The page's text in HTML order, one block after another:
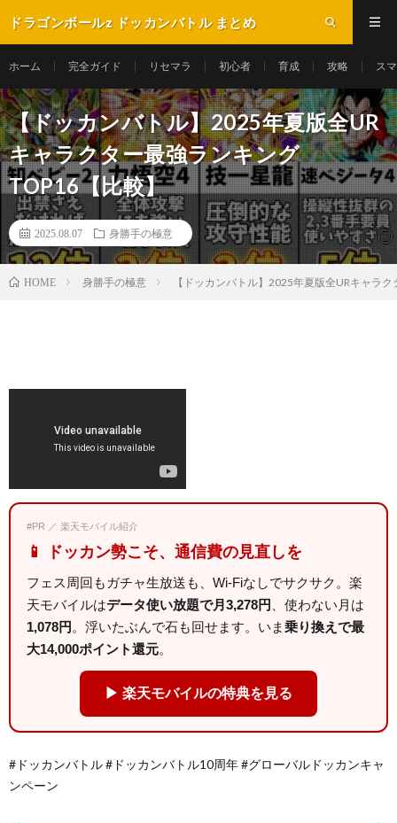
ドラゴンボールz ドッカンバトル まとめ
ホーム 完全ガイド リセマラ 初心者 育成 攻略 ス
【ドッカンバトル】2025年夏版全UR
キャラクター最強ランキング
TOP16【比較】
2025.08.07 身勝手の極意
HOME 身勝手の極意 【ドッカンバトル】2025年夏版全URキャラ
#PR ／ 楽天モバイル紹介
📱 ドッカン勢こそ、通信費の見直しを
フェス周回もガチャ生放送も、Wi-Fiなしでサクサク。楽
天モバイルはデータ使い放題で月3,278円
、使わない月は
1,078円 。浮いたぶんで石も回せます。いま乗り換えで最
大14,000ポイント還元。
▶ 楽天モバイルの特典を見る
#ドッカンバトル #ドッカンバトル10周年 #グローバルドッカンキャ
ンペーン